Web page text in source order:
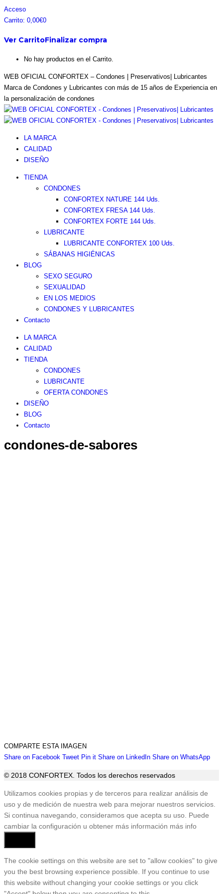
Saltar
al
Facebook
page
in
Instagram
page
in
Pinterest
page
in
Twitter
page
in
Acceso
Carrito: 0,00€0
Ver CarritoFinalizar compra
No hay productos en el Carrito.
WEB OFICIAL CONFORTEX – Condones | Preservativos| Lubricantes
Marca de Condones y Lubricantes con más de 15 años de Experiencia en
la personalización de condones
LA MARCA
CALIDAD
DISEÑO
TIENDA
CONDONES
CONFORTEX NATURE 144 Uds.
CONFORTEX FRESA 144 Uds.
CONFORTEX FORTE 144 Uds.
LUBRICANTE
LUBRICANTE CONFORTEX 100 Uds.
SÁBANAS HIGIÉNICAS
BLOG
SEXO SEGURO
SEXUALIDAD
EN LOS MEDIOS
CONDONES Y LUBRICANTES
Contacto
LA MARCA
CALIDAD
TIENDA
CONDONES
LUBRICANTE
OFERTA CONDONES
DISEÑO
BLOG
Contacto
condones-de-sabores
COMPARTE ESTA IMAGEN
Share on Facebook Share
Facebook
TweetShare
Twitter
Pin itShare
Pinterest
Share on LinkedInShare
LinkedIn
Share on WhatsApp
© 2018 CONFORTEX. Todos los derechos reservados
Ir
a
Tienda
Utilizamos cookies propias y de terceros para realizar análisis de
uso y de medición de nuestra web para mejorar nuestros servicios.
Si continua navegando, consideramos que acepta su uso. Puede
cambiar la configuración u obtener más información más info
The cookie settings on this website are set to "allow cookies" to give
you the best browsing experience possible. If you continue to use
this website without changing your cookie settings or you click